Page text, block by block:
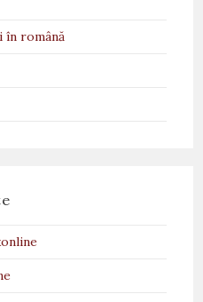
în română